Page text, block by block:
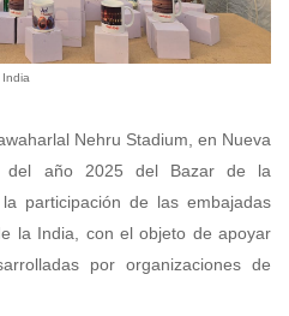
Nehru Stadium, en Nueva
del año 2025 del Bazar de la
participación de las embajadas
la India, con el objeto de apoyar
por organizaciones de